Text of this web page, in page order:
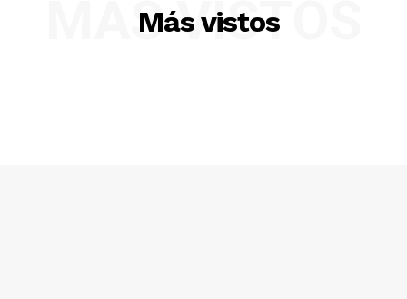
Más vistos
MÁS VISTOS